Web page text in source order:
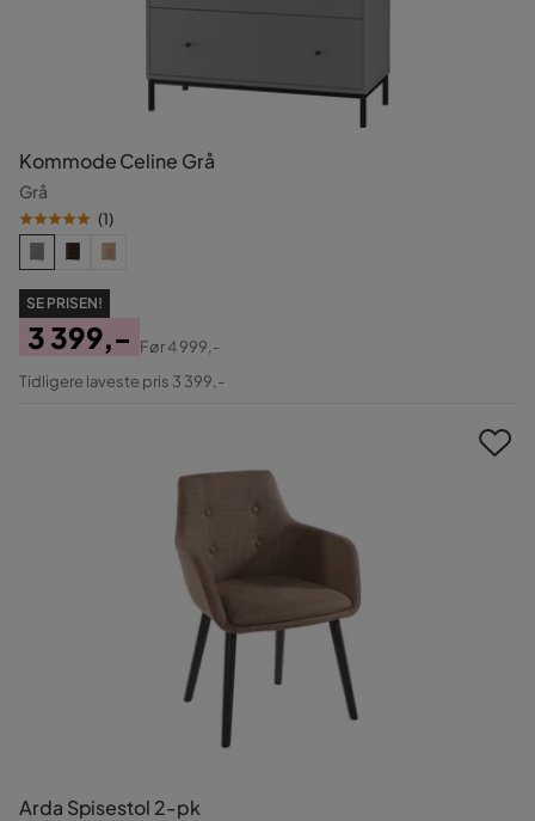
Kommode Celine Grå
Grå
(1)
SE PRISEN!
Pris
3 399,-
Original
Før4 999,-
Tidligere laveste pris 3 399,-
Arda Spisestol 2-pk